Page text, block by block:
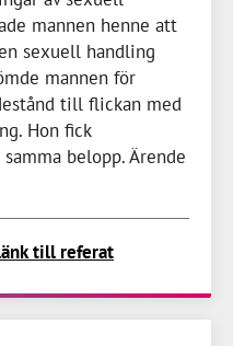
mannen henne att
sexuell handling
mannen för
till flickan med
Hon fick
belopp. Ärende
till referat